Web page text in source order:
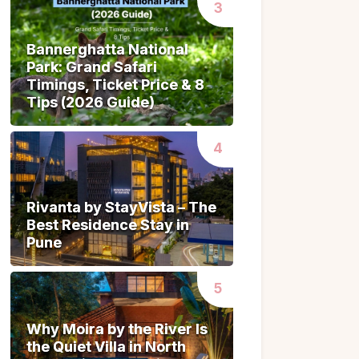
Bannerghatta National
Park: Grand Safari
Timings, Ticket Price & 8
Tips (2026 Guide)
Bannerghatta National
Park: Grand Safari
Timings, Ticket Price & 8
Tips (2026 Guide)
Rivanta by StayVista – The
Best Residence Stay in
Pune
Rivanta by StayVista – The
Best Residence Stay in
Pune
Why Moira by the River Is
the Quiet Villa in North
Why Moira by the River Is
the Quiet Villa in North